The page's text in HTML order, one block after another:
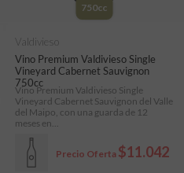
750cc
Vino Premium Valdivieso Single
Vineyard Cabernet Sauvignon
750cc
Precio Oferta $11.042
Valdivieso
Vino Premium Valdivieso Single
Vineyard Cabernet Sauvignon del Valle
del Maipo, con una guarda de 12
meses en...